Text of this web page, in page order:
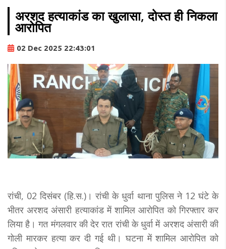
अरशद हत्याकांड का खुलासा, दोस्त ही निकला
आरोपित
02 Dec 2025 22:43:01
रांची, 02 दिसंबर (हि.स.)। रांची के धुर्वा थाना पुलिस ने 12 घंटे के
भीतर अरशद अंसारी हत्याकांड में शामिल आरोपित को गिरफ्तार कर
लिया है। गत मंगलवार की देर रात रांची के धुर्वा में अरशद अंसारी की
गोली मारकर हत्या कर दी गई थी। घटना में शामिल आरोपित को